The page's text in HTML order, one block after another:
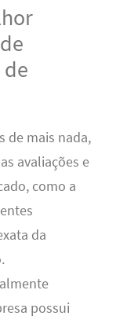
de mais nada,
avaliações e
como a
da
possui